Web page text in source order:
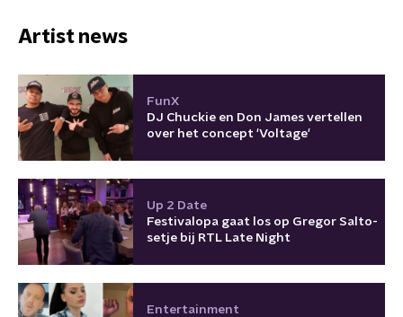
Artist news
FunX
DJ Chuckie en Don James vertellen
over het concept 'Voltage'
Up 2 Date
Festivalopa gaat los op Gregor Salto-
setje bij RTL Late Night
Entertainment